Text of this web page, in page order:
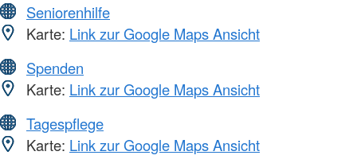
Seniorenhilfe
Karte: Link zur Google Maps Ansicht
Spenden
Karte: Link zur Google Maps Ansicht
Tagespflege
Karte: Link zur Google Maps Ansicht